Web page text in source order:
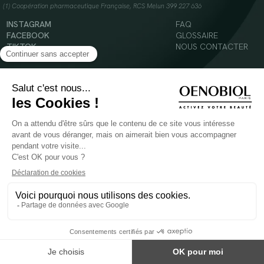
(1) Coopération pharmaceutique Française, RCS Melun 399 227 636
INSTAGRAM
FACEBOOK
TIKTOK
YOUTUBE
FAQ
GLOSSAIRE
NOUS CONTACTER
© 2024 Oenobiol Paris
Mentions légales
Politique en matière de cookies
POUR VOTRE SANTÉ, MANGEZ AU MOINS CINQ FRUITS ET LÉGUMES PAR JOUR -
Les complément alimentaires doivent être utilisés dans le cadre d'un mode de vie sain et
ne pas être utilisés comme substituts d'un régimes alimentaire varié et équilibré.